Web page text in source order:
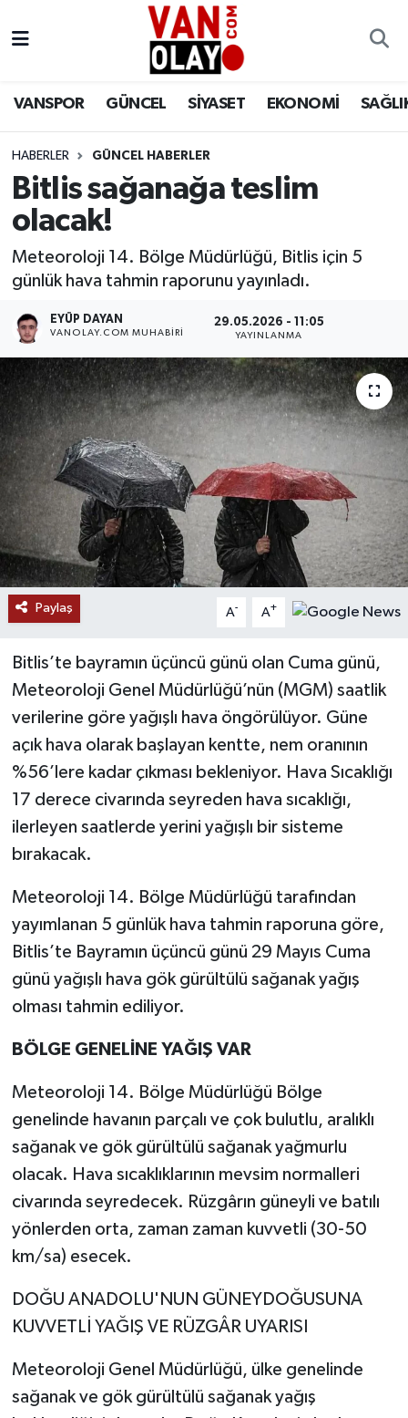
VANSPOR GÜNCEL SİYASET EKONOMİ
HABERLER GÜNCEL HABERLER
Bitlis sağanağa teslim
olacak!
Meteoroloji 14. Bölge Müdürlüğü, Bitlis için 5
günlük hava tahmin raporunu yayınladı.
EYÜP DAYAN
VANOLAY.COM MUHABIRI
29.05.2026 - 11:05
YAYINLANMA
Paylaş A- A+
Bitlis’te bayramın üçüncü günü olan Cuma günü,
Meteoroloji Genel Müdürlüğü’nün (MGM) saatlik
verilerine göre yağışlı hava öngörülüyor. Güne
açık hava olarak başlayan kentte, nem oranının
%56’lere kadar çıkması bekleniyor. Hava Sıcaklığı
17 derece civarında seyreden hava sıcaklığı,
ilerleyen saatlerde yerini yağışlı bir sisteme
bırakacak.
Meteoroloji 14. Bölge Müdürlüğü tarafından
yayımlanan 5 günlük hava tahmin raporuna göre,
Bitlis’te Bayramın üçüncü günü 29 Mayıs Cuma
günü yağışlı hava gök gürültülü sağanak yağış
olması tahmin ediliyor.
BÖLGE GENELİNE YAĞIŞ VAR
Meteoroloji 14. Bölge Müdürlüğü Bölge
genelinde havanın parçalı ve çok bulutlu, aralıklı
sağanak ve gök gürültülü sağanak yağmurlu
olacak. Hava sıcaklıklarının mevsim normalleri
civarında seyredecek. Rüzgârın güneyli ve batılı
yönlerden orta, zaman zaman kuvvetli (30-50
km/sa) esecek.
DOĞU ANADOLU'NUN GÜNEYDOĞUSUNA
KUVVETLİ YAĞIŞ VE RÜZGÂR UYARISI
Meteoroloji Genel Müdürlüğü, ülke genelinde
sağanak ve gök gürültülü sağanak yağış
Siyaset
Ekonomi
Sağlık
Dünya
RESMİ İLANLAR
Van Nöbetçi Eczaneler
Van Namaz Vakitleri
Van Trafik Yoğunluk Haritası
Süper Lig Puan Durumu ve Fikstür
Haber Arşivi